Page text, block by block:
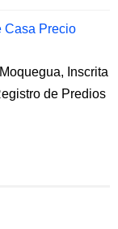
Casa Precio
Inscrita
de Predios